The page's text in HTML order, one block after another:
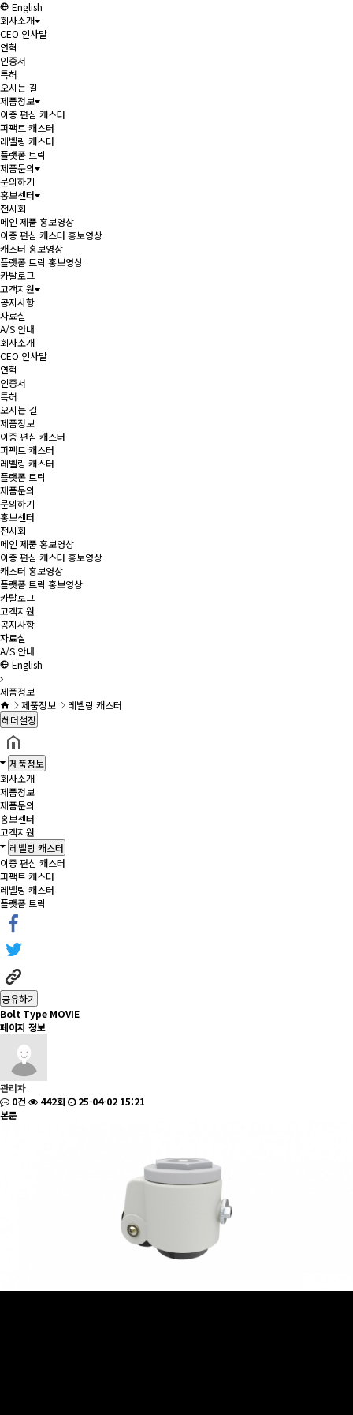
English
회사소개
CEO 인사말
연혁
인증서
특허
오시는 길
제품정보
이중 편심 캐스터
퍼팩트 캐스터
레벨링 캐스터
플랫폼 트럭
제품문의
문의하기
홍보센터
전시회
메인 제품 홍보영상
이중 편심 캐스터 홍보영상
캐스터 홍보영상
플랫폼 트럭 홍보영상
카탈로그
고객지원
공지사항
자료실
A/S 안내
회사소개
CEO 인사말
연혁
인증서
특허
오시는 길
제품정보
이중 편심 캐스터
퍼팩트 캐스터
레벨링 캐스터
플랫폼 트럭
제품문의
문의하기
홍보센터
전시회
메인 제품 홍보영상
이중 편심 캐스터 홍보영상
캐스터 홍보영상
플랫폼 트럭 홍보영상
카탈로그
고객지원
공지사항
자료실
A/S 안내
English
제품정보
제품정보
레벨링 캐스터
헤더설정
제품정보
회사소개
제품정보
제품문의
홍보센터
고객지원
레벨링 캐스터
이중 편심 캐스터
퍼팩트 캐스터
레벨링 캐스터
플랫폼 트럭
공유하기
Bolt Type MOVIE
페이지 정보
관리자
0건
442회
25-04-02 15:21
본문